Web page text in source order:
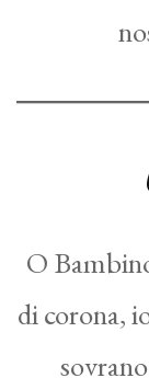
O
di corona,